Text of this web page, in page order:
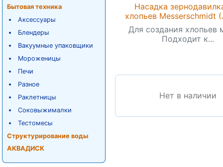
Бытовая техника
Аксессуары
Блендеры
Вакуумные упаковщики
Мороженицы
Печи
Разное
Раклетницы
Соковыжималки
Тестомесы
Структурирование воды
АКВАДИСК
Насадка
хлопьев Messerschmidt
Для создания хлопьев
Подходит к...
Нет в наличии